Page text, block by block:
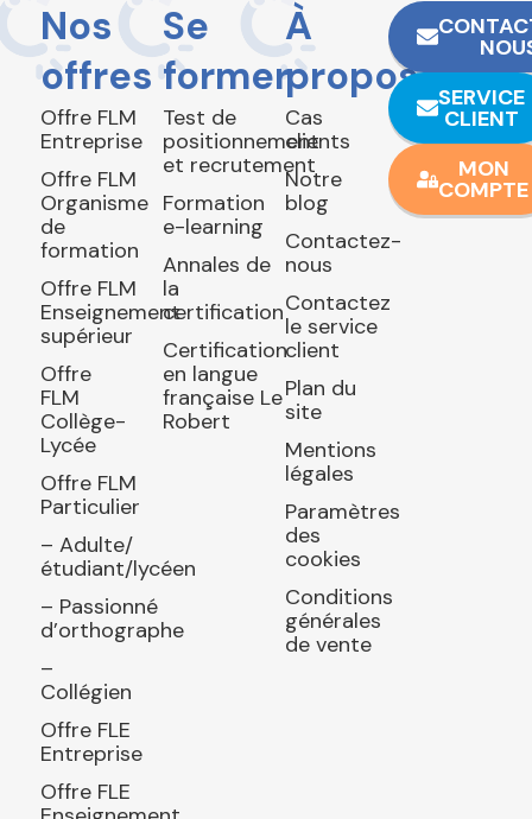
Nos
offres
Offre FLM
Entreprise
Offre FLM
Organisme
de
formation
Offre FLM
Enseignement
supérieur
Offre
FLM
Collège-
Lycée
Offre FLM
Particulier
– Adulte/
étudiant/lycéen
– Passionné
d’orthographe
–
Collégien
Offre FLE
Entreprise
Offre FLE
Se
former
Test de
positionnement
et recrutement
Formation
e-learning
Annales de
la
certification
Certification
en langue
française Le
Robert
À
propos
Cas
clients
Notre
blog
Contactez-
nous
Contactez
le service
client
Plan du
site
Mentions
légales
Paramètres
des
cookies
Conditions
générales
de vente
SERVICE
CLIENT
MON
COMPTE